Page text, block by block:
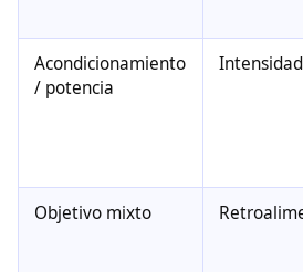
Acondicionamiento
/ potencia
Objetivo mixto